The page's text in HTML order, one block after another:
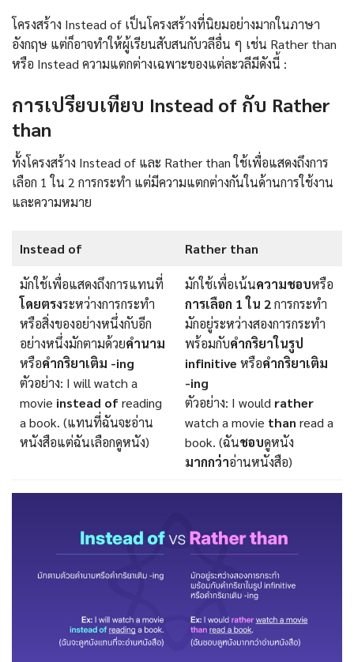
โครงสร้าง Instead of เป็นโครงสร้างที่นิยมอย่างมากในภาษา
อังกฤษ แต่ก็อาจทำให้ผู้เรียนสับสนกับวลีอื่น ๆ เช่น Rather than
หรือ Instead ความแตกต่างเฉพาะของแต่ละวลีมีดังนี้ :
การเปรียบเทียบ Instead of กับ Rather
than
ทั้งโครงสร้าง Instead of และ Rather than ใช้เพื่อแสดงถึงการ
เลือก 1 ใน 2 การกระทำ แต่มีความแตกต่างกันในด้านการใช้งาน
และความหมาย
Instead of Rather than
มักใช้เพื่อแสดงถึงการแทนที่
โดยตรงระหว่างการกระทำ
หรือสิ่งของอย่างหนึ่งกับอีก
อย่างหนึ่งมักตามด้วยคำนาม
หรือคำกริยาเติม -ing
ตัวอย่าง: I will watch a
movie instead ofreading
a book. (แทนที่ฉันจะอ่าน
หนังสือแต่ฉันเลือกดูหนัง)
มักใช้เพื่อเน้นความชอบหรือ
การเลือก 1 ใน 2การกระทำ
มักอยู่ระหว่างสองการกระทำ
พร้อมกับคำกริยาในรูป
infinitive หรือคำกริยาเติม
-ing
ตัวอย่าง: I would rather
watch a movie than read a
book. (ฉันชอบดูหนัง
มากกว่าอ่านหนังสือ)